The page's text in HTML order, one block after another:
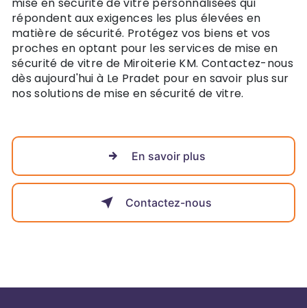
répondent aux exigences les plus élevées en
matière de sécurité. Protégez vos biens et vos
proches en optant pour les services de mise en
sécurité de vitre de Miroiterie KM. Contactez-nous
dès aujourd'hui à Le Pradet pour en savoir plus sur
nos solutions de mise en sécurité de vitre.
En savoir plus
Contactez-nous